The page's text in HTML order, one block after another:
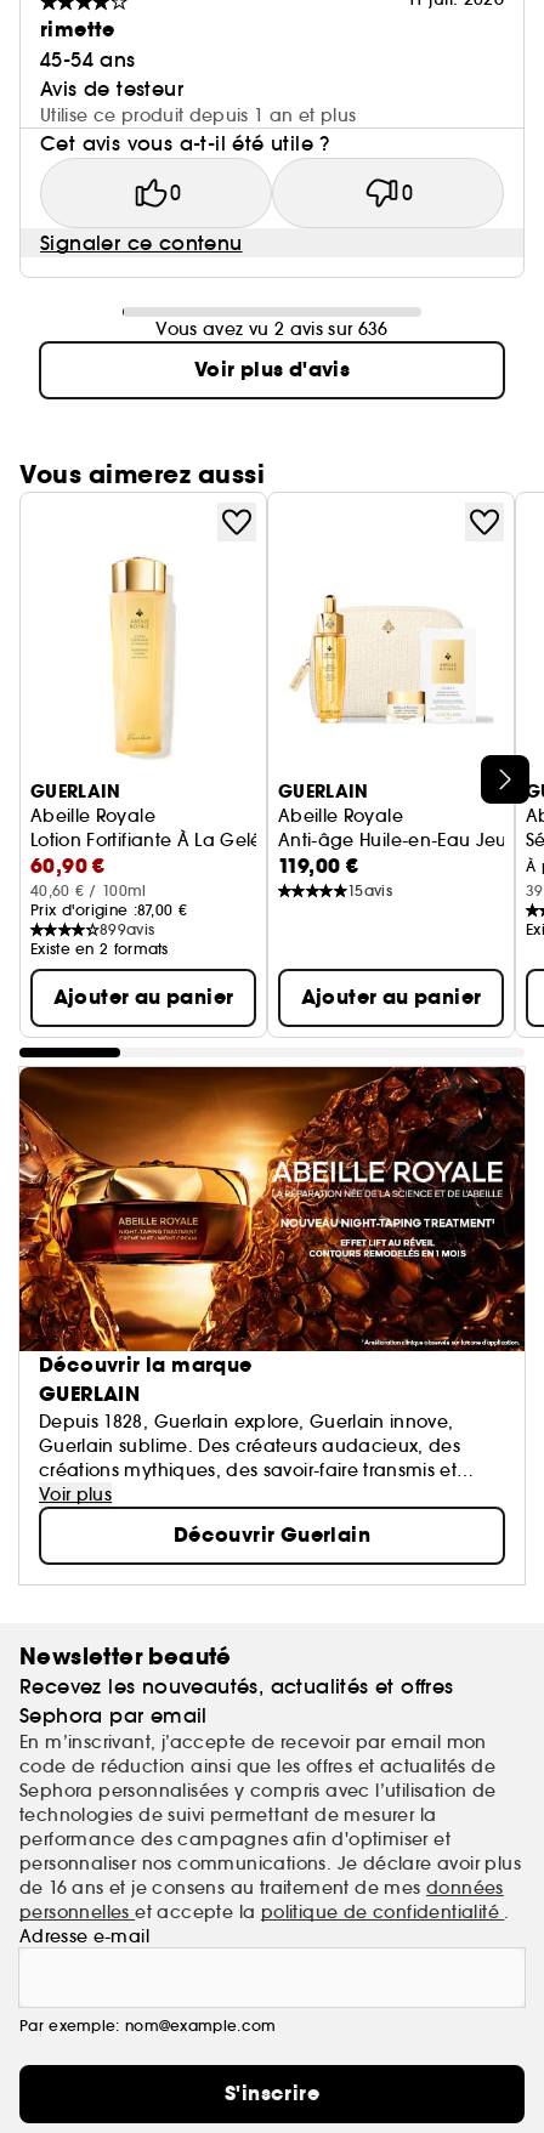
rimette
45-54 ans
Avis de testeur
Utilise ce produit depuis 1 an et plus
Cet avis vous a-t-il été utile ?
0 0
Signaler ce contenu
Vous avez vu 2 avis sur 636
Voir plus d'avis
Vous aimerez aussi
Ignorer le carrousel produits
GUERLAIN
Abeille Royale
Lotion Fortifiante À La Gelée Royale
60,90 €
40,60 € / 100ml
Prix d'origine :87,00 €
899avis
Existe en 2 formats
Ajouter au panier
GUERLAIN
Abeille Royale
Anti-âge Huile-en-Eau
119,00 €
15avis
Ajouter au panier
À
Découvrir la marque
GUERLAIN
Depuis 1828, Guerlain explore, Guerlain innove,
Guerlain sublime. Des créateurs audacieux, des
créations mythiques, des savoir-faire transmis et
perpétués. La Culture du Beau en signature.
Voir plus
Découvrir Guerlain
Newsletter beauté
Recevez les nouveautés, actualités et offres
Sephora par email
En m’inscrivant, j’accepte de recevoir par email mon
code de réduction ainsi que les offres et actualités de
Sephora personnalisées y compris avec l’utilisation de
technologies de suivi permettant de mesurer la
performance des campagnes afin d'optimiser et
personnaliser nos communications. Je déclare avoir plus
de 16 ans et je consens au traitement de mes données
personnelleset accepte la politique de confidentialité .
Adresse e-mail
Par exemple: nom@example.com
S'inscrire